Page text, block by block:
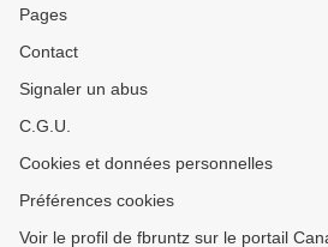
Pages
Contact
Signaler un abus
C.G.U.
Cookies et données personnelles
Préférences cookies
Voir le profil de fbruntz sur le portail